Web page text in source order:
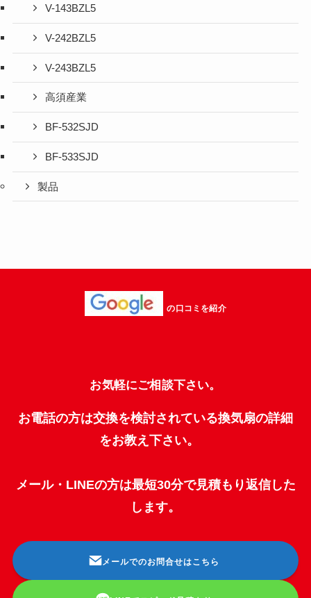
V-143BZL5
V-242BZL5
V-243BZL5
高須産業
BF-532SJD
BF-533SJD
製品
の口コミを紹介
お気軽にご相談下さい。
お電話の方は交換を検討されている換気扇の詳細
をお教え下さい。
メール・LINEの方は最短30分で見積もり返信した
します。
メールでのお問合せはこちら